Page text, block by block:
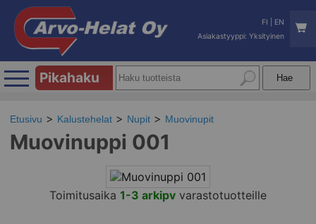
FI
EN
Asiakastyyppi: Yksityinen
Pikahaku
Etusivu Kalustehelat Nupit Muovinupit
Muovinuppi 001
Toimitusaika 1-3 arkipv varastotuotteille